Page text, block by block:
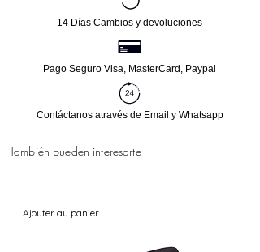
14 Días Cambios y devoluciones
Pago Seguro Visa, MasterCard, Paypal
Contáctanos através de Email y Whatsapp
También pueden interesarte
Ajouter au panier